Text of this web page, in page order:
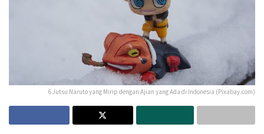
6 Jutsu Naruto yang Mirip dengan Ajian yang Ada di Indonesia (Pixabay.com)